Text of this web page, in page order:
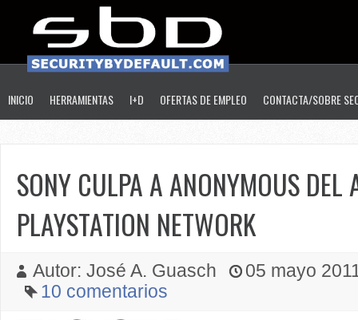
INICIO HERRAMIENTAS I+D OFERTAS DE EMPLEO CONTACTA/SOBRE
SONY CULPA A ANONYMOUS DEL
PLAYSTATION NETWORK
Autor: José A. Guasch
05 mayo
10 comentarios